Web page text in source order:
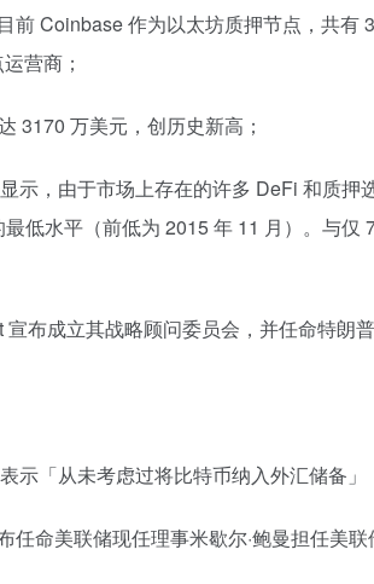
前 Coinbase 作为以太坊质押节点，共有
营商；
3170 万美元，创历史新高；
示，由于市场上存在的许多 DeFi 和质押
低水平（前低为 2015 年 11 月）。与仅
布成立其战略顾问委员会，并任命特朗
示「从未考虑过将比特币纳入外汇储备」
命美联储现任理事米歇尔·鲍曼担任美联